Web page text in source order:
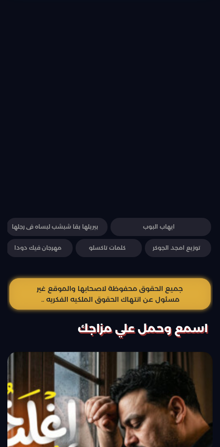
ايهاب البوب بيريلها بقا شبشب لبساه فى رجلها
توزيع امجد الجوكر كلمات تاكسلو مهرجان فيك دودا
جميع الحقوق محفوظة لاصحابها والموقع غير
مسئول عن انتهاك الحقوق الملكيه الفكريه ..
اسمع وحمل علي مزاجك